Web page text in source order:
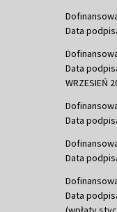
Data
Data
WRZESIEŃ
Data
Data
Data